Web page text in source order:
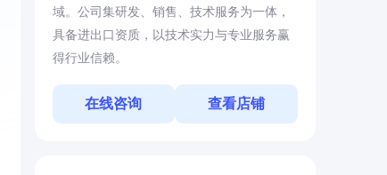
域。公司集研发、销售、技术服务为一体，
具备进出口资质，以技术实力与专业服务赢
得行业信赖。
在线咨询 查看店铺